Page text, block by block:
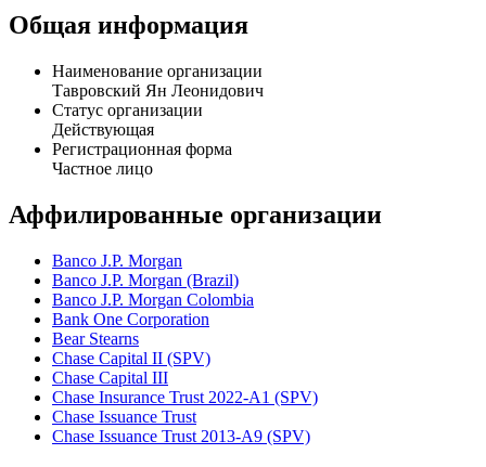
Тавровский Ян Леонидович является руководителем
компании Дж.П. Морган Банк Интернешнл. Должность лица
Общая информация
Наименование организации
Тавровский Ян Леонидович
Статус организации
Действующая
Регистрационная форма
Аффилированные организации
Banco J.P. Morgan
Banco J.P. Morgan (Brazil)
Banco J.P. Morgan Colombia
Bank One Corporation
Bear Stearns
Chase Capital II (SPV)